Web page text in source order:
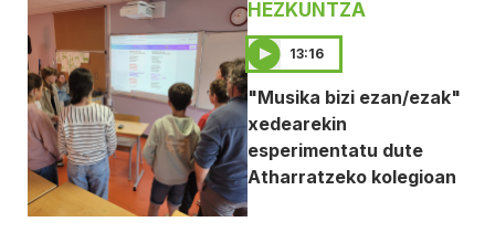
HEZKUNTZA
13:16
"Musika bizi ezan/ezak"
xedearekin
esperimentatu dute
Atharratzeko kolegioan